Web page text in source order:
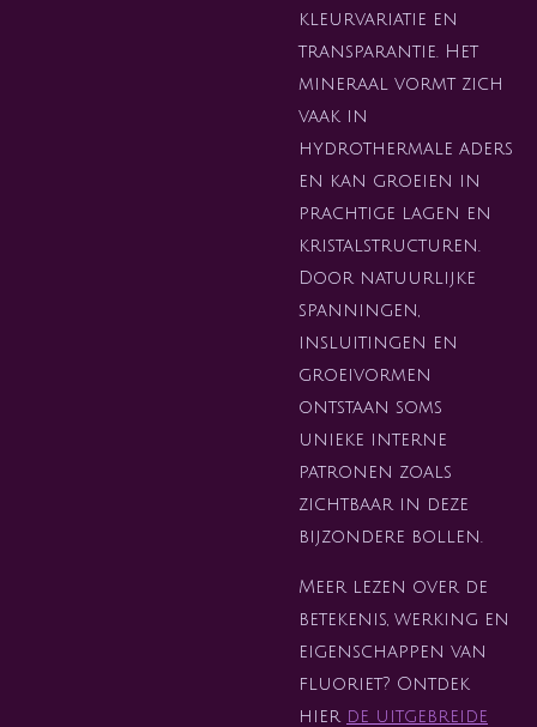
kleurvariatie en
transparantie. Het
mineraal vormt zich
vaak in
hydrothermale aders
en kan groeien in
prachtige lagen en
kristalstructuren.
Door natuurlijke
spanningen,
insluitingen en
groeivormen
ontstaan soms
unieke interne
patronen zoals
zichtbaar in deze
bijzondere bollen.
Meer lezen over de
betekenis, werking en
eigenschappen van
fluoriet? Ontdek
hier de uitgebreide